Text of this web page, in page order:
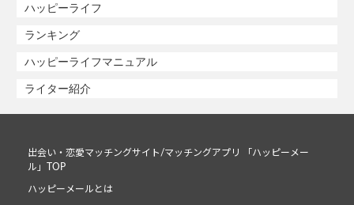
ハッピーライフ
ランキング
ハッピーライフマニュアル
ライター紹介
出会い・恋愛マッチングサイト/マッチングアプリ 「ハッピーメー
ル」TOP
ハッピーメールとは